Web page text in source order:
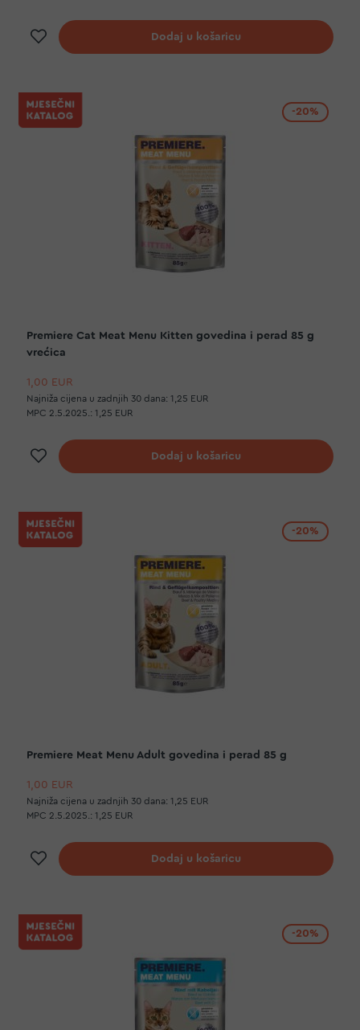
Dodaj na listu želja
Dodaj u košaricu
-20%
Premiere Cat Meat Menu Kitten govedina i perad 85 g
vrećica
1,00 EUR
Najniža cijena u zadnjih 30 dana: 1,25 EUR
MPC 2.5.2025.: 1,25 EUR
Dodaj na listu želja
Dodaj u košaricu
-20%
Premiere Meat Menu Adult govedina i perad 85 g
1,00 EUR
Najniža cijena u zadnjih 30 dana: 1,25 EUR
MPC 2.5.2025.: 1,25 EUR
Dodaj na listu želja
Dodaj u košaricu
-20%